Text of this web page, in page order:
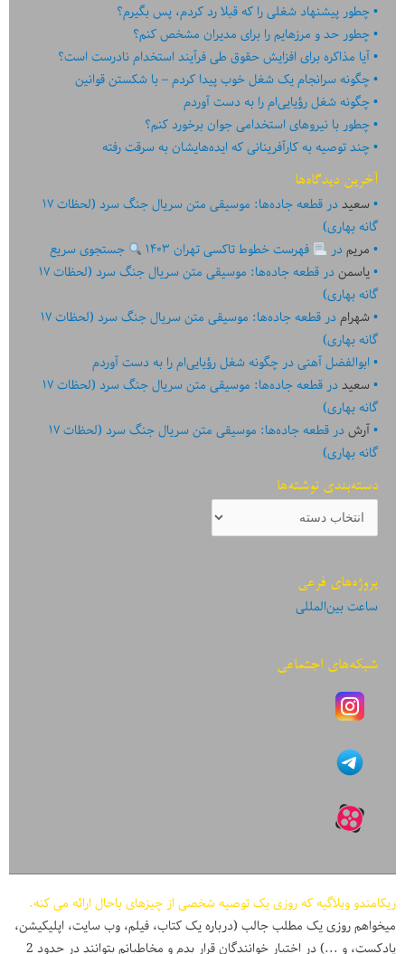
چطور پیشنهاد شغلی را که قبلا رد کردم، پس بگیرم؟
چطور حد و مرزهایم را برای مدیران مشخص کنم؟
آیا مذاکره برای افزایش حقوق طی فرآیند استخدام نادرست است؟
چگونه سرانجام یک شغل خوب پیدا کردم – با شکستن قوانین
چگونه شغل رؤیایی‌ام را به دست آوردم
چطور با نیروهای استخدامی جوان برخورد کنم؟
چند توصیه به کارآفرینانی که ایده‏‏‌‏‏‌هایشان به سرقت رفته
آخرین دیدگاه‌ها
سعیددر
قطعه جاده‌ها: موسیقی متن سریال جنگ سرد (لحظات ۱۷
گانه بهاری)
مریمدر فهرست خطوط تاکسی تهران ۱۴۰۳
جستجوی سریع
یاسمندر
قطعه جاده‌ها: موسیقی متن سریال جنگ سرد (لحظات ۱۷
گانه بهاری)
شهرامدر
قطعه جاده‌ها: موسیقی متن سریال جنگ سرد (لحظات ۱۷
گانه بهاری)
ابوالفضل آهنیدرچگونه شغل رؤیایی‌ام را به دست آوردم
سعیددر
قطعه جاده‌ها: موسیقی متن سریال جنگ سرد (لحظات ۱۷
گانه بهاری)
آرشدر
قطعه جاده‌ها: موسیقی متن سریال جنگ سرد (لحظات ۱۷
گانه بهاری)
دسته‌بندی نوشته‌ها
دسته‌بندی
نوشته‌ها
پروژه‌های فرعی
ساعت بین‌المللی
شبکه‌های اجتماعی
ریکامندو وبلاگیه که روزی یک توصیه شخصی از چیزهای باحال ارائه می کنه.
میخواهم روزی یک مطلب جالب (درباره یک کتاب، فیلم، وب سایت، اپلیکیشن،
پادکست، و ...) در اختیار خوانندگان قرار بدم و مخاطبانم بتوانند در حدود 2